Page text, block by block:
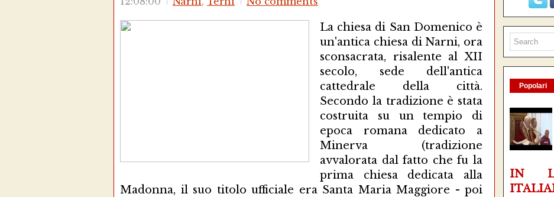
La chiesa di San Domenico è
un'antica chiesa di Narni, ora
sconsacrata, risalente al XII
secolo, sede dell'antica
cattedrale della città.
Secondo la tradizione è stata
costruita su un tempio di
epoca romana dedicato a
Minerva (tradizione
avvalorata dal fatto che fu la
prima chiesa dedicata alla
Madonna, il suo titolo ufficiale era Santa Maria Maggiore - poi
Popolari
IN